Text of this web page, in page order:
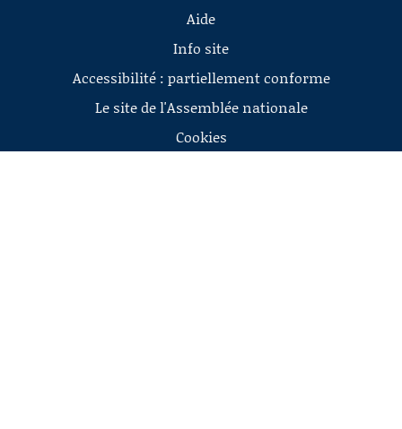
Aide
Info site
Accessibilité : partiellement conforme
Le site de l'Assemblée nationale
Cookies